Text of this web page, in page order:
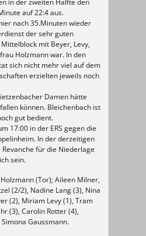
in der zweiten Hälfte den
auf 22:4 aus.
nach 35.Minuten wieder
der sehr guten
mit Beyer, Levy,
Holzmann war. In den
sich nicht mehr viel auf dem
erzielten jeweils noch
Damen hätte
können. Bleichenbach ist
gut bedient.
17:00 in der ERS gegen die
In der derzeitigen
für die Niederlage
sein.
(Tor); Aileen Milner,
(2/2), Nadine Lang (3), Nina
(2), Miriam Levy (1), Tram
(3), Carolin Rotter (4),
Gaussmann.